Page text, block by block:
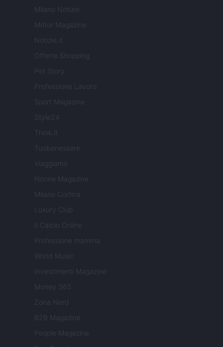
Milano Notizie
Motor Magazine
Notizie.it
Offerte Shopping
Pet Story
Professione Lavoro
Sport Magazine
Style24
Think.it
Tuobenessere
Viaggiamo
Nonne Magazine
Milano Cortina
Luxury Club
Il Calcio Online
Professione mamma
World Music
Investimenti Magazine
Money 365
Zona Nerd
B2B Magazine
People Magazine